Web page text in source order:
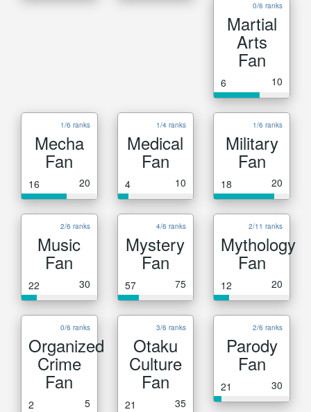
0/6 ranks
Martial
Arts
Fan
6 10
1/6 ranks
Mecha
Fan
16 20
1/4 ranks
Medical
Fan
4 10
1/6 ranks
Military
Fan
18 20
2/6 ranks
Music
Fan
22 30
4/6 ranks
Mystery
Fan
57 75
2/11 ranks
Mythology
Fan
12 20
0/6 ranks
Organized
Crime
Fan
2 5
3/6 ranks
Otaku
Culture
Fan
21 35
2/6 ranks
Parody
Fan
21 30